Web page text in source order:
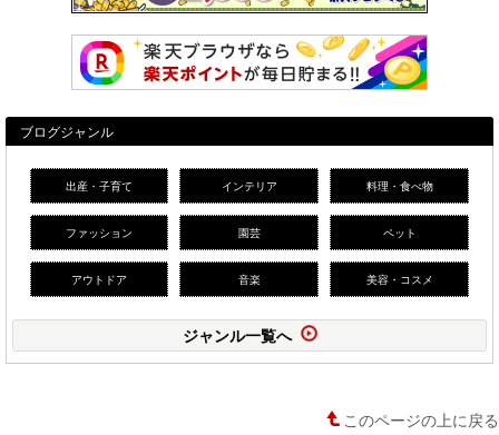
ブログジャンル
出産・子育て インテリア 料理・食べ物
ファッション 園芸 ペット
アウトドア 音楽 美容・コスメ
ジャンル一覧へ
このページの上に戻る